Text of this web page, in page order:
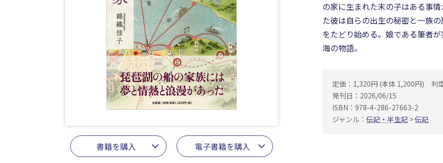
書籍を購入 電子書籍を購入
の家に生まれた末の子はある事
た彼は自らの出生の秘密と一族
をたどり始める。娘である筆者
海の物語。
定価：1,320円 (本体 1,200円)
判
発刊日：2026/06/15
ISBN：978-4-286-27663-2
ジャンル： 伝記・半生記 >伝記